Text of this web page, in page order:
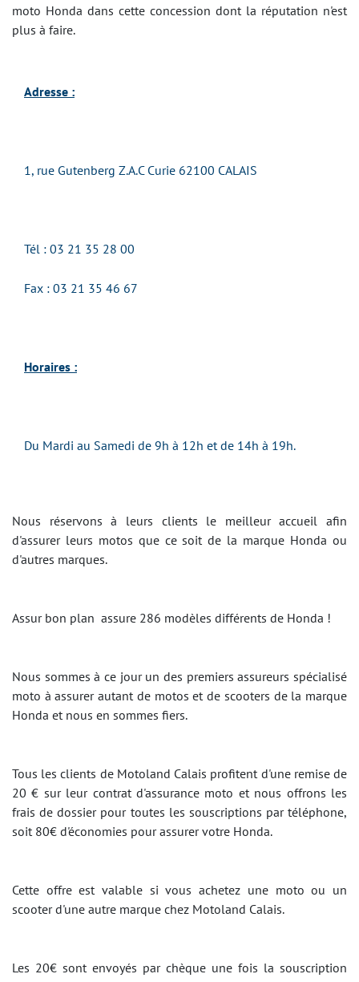
moto Honda dans cette concession dont la réputation n'est
plus à faire.
Adresse :
1, rue Gutenberg Z.A.C Curie 62100 CALAIS
Tél : 03 21 35 28 00
Fax : 03 21 35 46 67
Horaires :
Du Mardi au Samedi de 9h à 12h et de 14h à 19h.
Nous réservons à leurs clients le meilleur accueil afin
d'assurer leurs motos que ce soit de la marque Honda ou
d'autres marques.
Assur bon plan assure 286 modèles différents de Honda !
Nous sommes à ce jour un des premiers assureurs spécialisé
moto à assurer autant de motos et de scooters de la marque
Honda et nous en sommes fiers.
Tous les clients de Motoland Calais profitent d'une remise de
20 € sur leur contrat d'assurance moto et nous offrons les
frais de dossier pour toutes les souscriptions par téléphone,
soit 80€ d'économies pour assurer votre Honda.
Cette offre est valable si vous achetez une moto ou un
scooter d'une autre marque chez Motoland Calais.
Les 20€ sont envoyés par chèque une fois la souscription